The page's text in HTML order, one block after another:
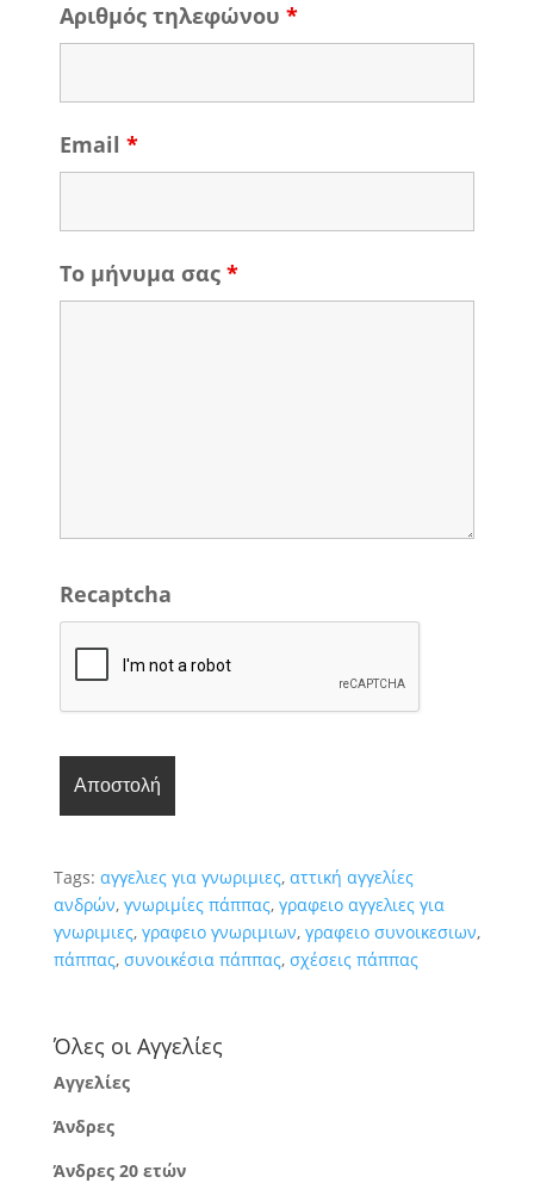
Αριθμός τηλεφώνου *
Email *
Το μήνυμα σας *
Recaptcha
Tags: αγγελιες για γνωριμιες, αττική αγγελίες
ανδρών, γνωριμίες πάππας, γραφειο αγγελιες για
γνωριμιες, γραφειο γνωριμιων, γραφειο συνοικεσιων,
πάππας, συνοικέσια πάππας, σχέσεις πάππας
Όλες οι Αγγελίες
Αγγελίες
Άνδρες
Άνδρες 20 ετών